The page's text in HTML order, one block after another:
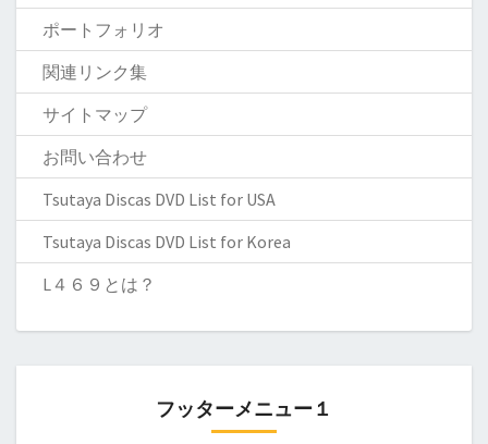
ポートフォリオ
関連リンク集
サイトマップ
お問い合わせ
Tsutaya Discas DVD List for USA
Tsutaya Discas DVD List for Korea
L４６９とは？
フッターメニュー１